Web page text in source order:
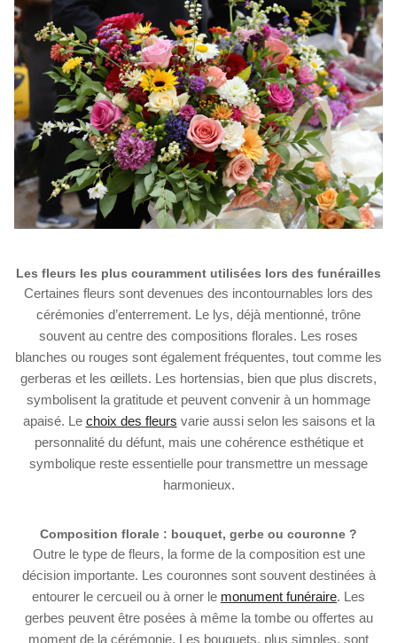
Les fleurs les plus couramment utilisées lors des funérailles
Certaines fleurs sont devenues des incontournables lors des
cérémonies d’enterrement. Le lys, déjà mentionné, trône
souvent au centre des compositions florales. Les roses
blanches ou rouges sont également fréquentes, tout comme les
gerberas et les œillets. Les hortensias, bien que plus discrets,
symbolisent la gratitude et peuvent convenir à un hommage
apaisé. Le choix des fleurs varie aussi selon les saisons et la
personnalité du défunt, mais une cohérence esthétique et
symbolique reste essentielle pour transmettre un message
harmonieux.
Composition florale : bouquet, gerbe ou couronne ?
Outre le type de fleurs, la forme de la composition est une
décision importante. Les couronnes sont souvent destinées à
entourer le cercueil ou à orner le monument funéraire. Les
gerbes peuvent être posées à même la tombe ou offertes au
moment de la cérémonie. Les bouquets, plus simples, sont